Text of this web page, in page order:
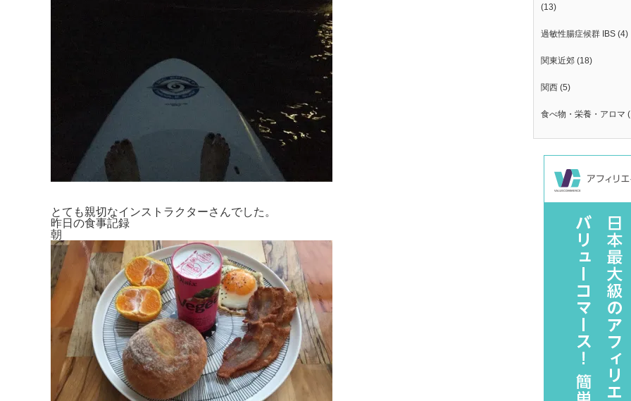
とても親切なインストラクターさんでした。
昨日の食事記録
朝
(13)
過敏性腸症候群 IBS (4)
関東近郊 (18)
関西 (5)
食べ物・栄養・アロマ